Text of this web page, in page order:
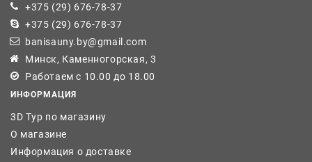
+375 (29) 676-78-37
+375 (29) 676-78-37
banisauny.by@gmail.com
Минск, Каменногорская, 3
Работаем с 10.00 до 18.00
ИНФОРМАЦИЯ
3D Тур по магазину
О магазине
Информация о доставке